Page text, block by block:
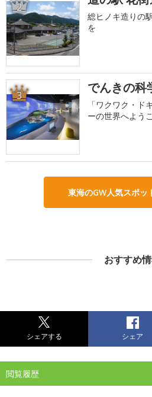
2
総ヒノキ造りの
を
3 でんきの科
「ワクワク・ド
ーの世界へよう
東海のGW人気スポッ
おすすめ
シェアする シェア
閲覧履歴